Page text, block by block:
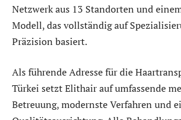
Netzwerk aus 13 Standorten und
Modell, das vollständig auf
Präzision basiert.
Als führende Adresse für die
Türkei setzt Elithair auf umfassende
Betreuung, modernste Verfahren und